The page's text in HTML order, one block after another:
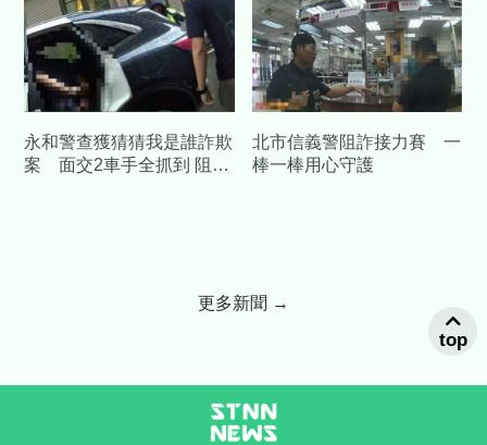
永和警查獲猜猜我是誰詐欺
案 面交2車手全抓到 阻詐
北市信義警阻詐接力賽 一
棒一棒用心守護
更多新聞 →
top